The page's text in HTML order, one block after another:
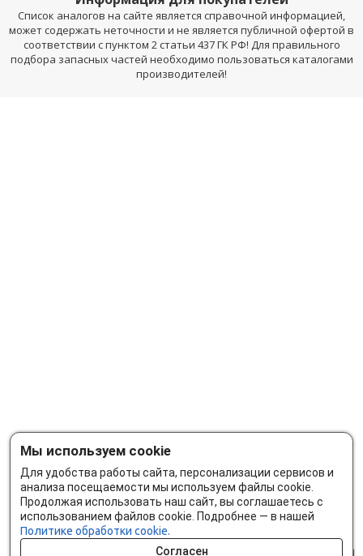
Список аналогов на сайте является справочной информацией,
может содержать неточности и не является публичной офертой в
соответствии с пунктом 2 статьи 437 ГК РФ! Для правильного
подбора запасных частей необходимо пользоваться каталогами
производителей!
Мы используем cookie
Для удобства работы сайта, персонализации сервисов и
анализа посещаемости мы используем файлы cookie.
Продолжая использовать наш сайт, вы соглашаетесь с
использованием файлов cookie. Подробнее — в нашей
Политике обработки cookie.
Согласен